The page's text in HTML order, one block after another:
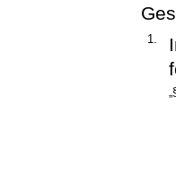
1.